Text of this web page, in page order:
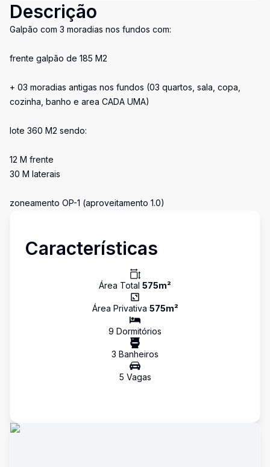
Descrição
Galpão com 3 moradias nos fundos com:
frente galpão de 185 M2
+ 03 moradias antigas nos fundos (03 quartos, sala, copa,
cozinha, banho e area CADA UMA)
lote 360 M2 sendo:
12 M frente
30 M laterais
zoneamento OP-1 (aproveitamento 1.0)
Características
Área Total 575m²
Área Privativa 575m²
9 Dormitórios
3 Banheiros
5 Vagas